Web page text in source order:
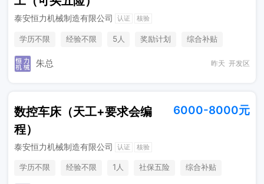
泰安恒力机械制造有限公司 认证 核验
学历不限 经验不限 5人 奖励计划
综合补贴
社保五险
朱总 昨天 开发区
数控车床（天工+要求会编
程）
6000-8000元
泰安恒力机械制造有限公司 认证 核验
学历不限 经验不限 1人 社保五险
综合补贴